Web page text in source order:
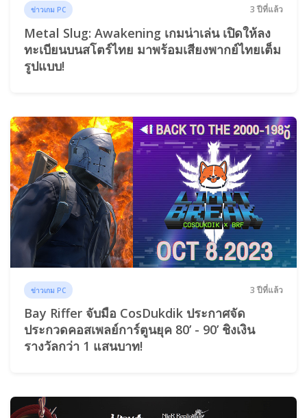
ข่าวเกม PC 3 ปีที่แล้ว
Metal Slug: Awakening เกมน่าเล่น เปิดให้ลง
ทะเบียนบนสโตร์ไทย มาพร้อมเสียงพากย์ไทยเต็ม
รูปแบบ!
ข่าวเกม PC 3 ปีที่แล้ว
Bay Riffer จับมือ CosDukdik ประกาศจัด
ประกวดคอสเพลย์การ์ตูนยุค 80’ - 90’ ชิงเงิน
รางวัลกว่า 1 แสนบาท!